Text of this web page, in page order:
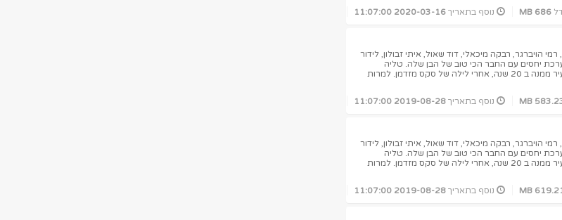
686 MB נוסף בתאריך 2020-03-16 11:07:00
הויברגר, רבקה מיכאלי, דוד שאול, איתי זבולון, לידור
יחסים עם החבר הכי טוב של הבן שלה. טליה
מתעוררת בדירה של ישי, מדריך הגלישה שלה שצעיר ממנה ב 20 שנה, אחרי לילה של סקס מזדמן. למרות
583.23 נוסף בתאריך 2019-08-28 11:07:00
הויברגר, רבקה מיכאלי, דוד שאול, איתי זבולון, לידור
יחסים עם החבר הכי טוב של הבן שלה. טליה
מתעוררת בדירה של ישי, מדריך הגלישה שלה שצעיר ממנה ב 20 שנה, אחרי לילה של סקס מזדמן. למרות
619.21 נוסף בתאריך 2019-08-28 11:07:00